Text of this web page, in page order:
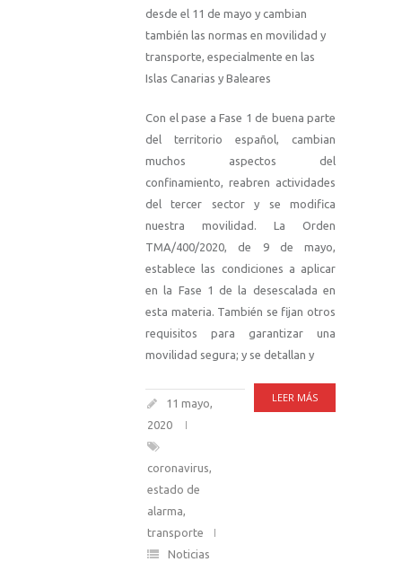
desde el 11 de mayo y cambian
también las normas en movilidad y
transporte, especialmente en las
Islas Canarias y Baleares
Con el pase a Fase 1 de buena parte
del territorio español, cambian
muchos aspectos del
confinamiento, reabren actividades
del tercer sector y se modifica
nuestra movilidad. La Orden
TMA/400/2020, de 9 de mayo,
establece las condiciones a aplicar
en la Fase 1 de la desescalada en
esta materia. También se fijan otros
requisitos para garantizar una
movilidad segura; y se detallan y
LEER MÁS
11 mayo,
2020
coronavirus,
estado de
alarma,
transporte
Noticias